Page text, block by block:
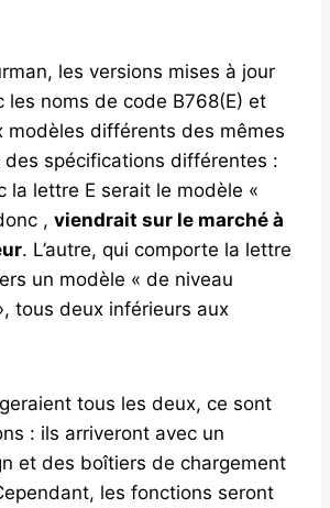
les versions mises à jour
les noms de code B768(E) et
modèles différents des mêmes
des spécifications différentes :
la lettre E serait le modèle «
, viendrait sur le marché à
. L’autre, qui comporte la lettre
un modèle « de niveau
tous deux inférieurs aux
tous les deux, ce sont
: ils arriveront avec un
et des boîtiers de chargement
les fonctions seront